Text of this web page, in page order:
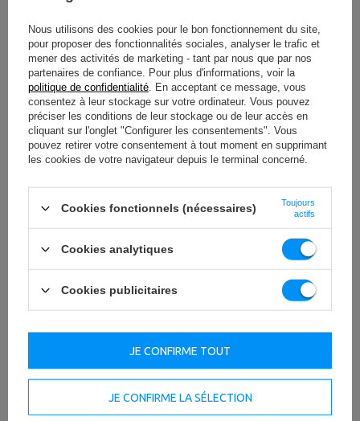
Le revêtement en polyuréthane réduit le risque
d'endommagement de l'équipement et du sol.
L'entraînement devient plus agréable et vos poids
résisteront à de nombreuses années d'utilisation
intensive.
Les poids olympiques en polyuréthane ont fière allure
dans n'importe quelle salle de sport. Ils ajouteront du
professionnalisme à votre environnement d'entraînement.
Grâce auxpoignées ergonomiques, les poids
constitueront une alternative d'exercice réussie aux
haltères.
Taille et poids
Les informations sur le poids sont fournies sur chaque
plaque. Cela vous permettra de trouver rapidement le
poids approprié.
10 kg, 15 kg et 20 kg. Choisissez ceux qui correspondent
le mieux à votre niveau de compétence.
Nous utilisons des cookies pour le bon fonctionnement du site,
pour proposer des fonctionnalités sociales, analyser le trafic et
mener des activités de marketing - tant par nous que par nos
partenaires de confiance. Pour plus d'informations, voir la
politique de confidentialité . En acceptant ce message, vous
consentez à leur stockage sur votre ordinateur. Vous pouvez
préciser les conditions de leur stockage ou de leur accès en
cliquant sur l'onglet "Configurer les consentements". Vous
pouvez retirer votre consentement à tout moment en supprimant
les cookies de votre navigateur depuis le terminal concerné.
Cookies fonctionnels (nécessaires)
Toujours
actifs
Cookies analytiques
Cookies publicitaires
JE CONFIRME LA SÉLECTION
JE CONFIRME TOUT